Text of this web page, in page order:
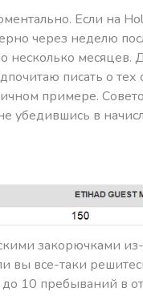
Если на
через неделю
несколько
писать о тех
примере.
убедившись в
закорючками
вы все-таки
10 пребываний в